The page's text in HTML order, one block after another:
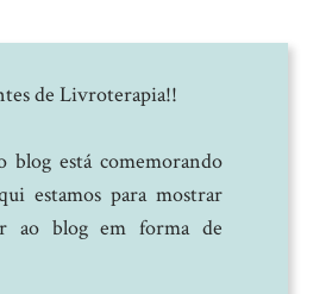
de Livroterapia!!
blog está comemorando
estamos para mostrar
ao blog em forma de